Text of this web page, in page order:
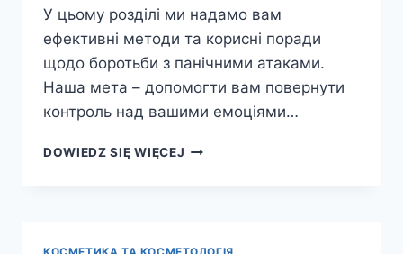
У цьому розділі ми надамо вам
ефективні методи та корисні поради
щодо боротьби з панічними атаками.
Наша мета – допомогти вам повернути
контроль над вашими емоціями…
DOWIEDZ SIĘ WIĘCEJ ПОБОРОТИ